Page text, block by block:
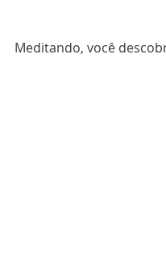
Meditando, você